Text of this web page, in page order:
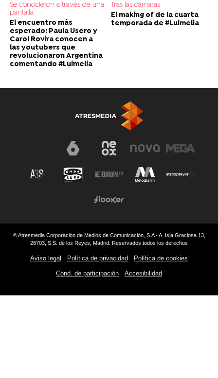
Se conocieron a través de una
pantalla
El encuentro más
esperado: Paula Usero y
Carol Rovira conocen a
las youtubers que
revolucionaron Argentina
comentando #Luimelia
Tras las cámaras
El making of de la cuarta
temporada de #Luimelia
© Atresmedia Corporación de Medios de Comunicación, S.A - A. Isla Graciosa 13,
28703, S.S. de los Reyes, Madrid. Reservados todos los derechos
Aviso legal Política de privacidad Política de cookies
Cond. de participación Accesibilidad